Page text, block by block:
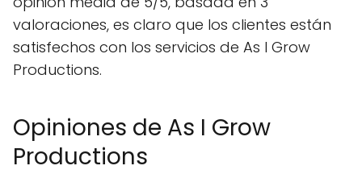
valoraciones, es claro que los clientes están
satisfechos con los servicios de As I Grow
Productions.
Opiniones de As I Grow
Productions